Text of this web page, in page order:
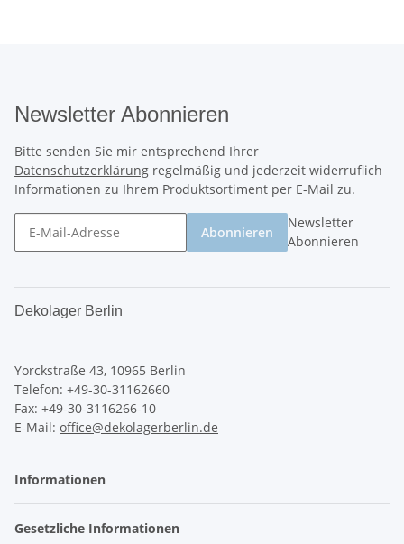
Newsletter Abonnieren
Bitte senden Sie mir entsprechend Ihrer
Datenschutzerklärung regelmäßig und jederzeit widerruflich
Informationen zu Ihrem Produktsortiment per E-Mail zu.
Abonnieren
Newsletter
Abonnieren
Dekolager Berlin
Yorckstraße 43, 10965 Berlin
Telefon: +49-30-31162660
Fax: +49-30-3116266-10
E-Mail: office@dekolagerberlin.de
Informationen
Gesetzliche Informationen